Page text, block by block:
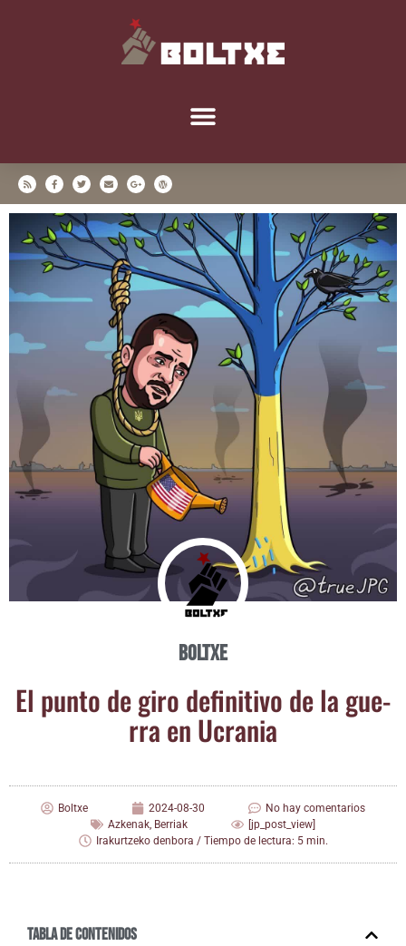
Boltxe
El pun­to de giro defi­ni­ti­vo de la gue­
rra en Ucrania
Boltxe 2024-08-30
No hay comentarios
Azkenak, Berriak
[jp_post_view]
Irakurtzeko denbora / Tiempo de lectura: 5 min.
Tabla de contenidos